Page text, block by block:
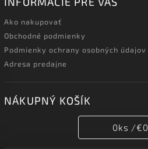
Ako nakupovať
Obchodné podmienky
Podmienky ochrany osobných údajov
Adresa predajne
NÁKUPNÝ KOŠÍK
0ks /€0